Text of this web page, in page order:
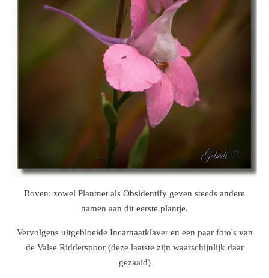
Boven: zowel Plantnet als Obsidentify geven steeds andere
namen aan dit eerste plantje.
Vervolgens uitgebloeide Incarnaatklaver en een paar foto's van
de Valse Ridderspoor (deze laatste zijn waarschijnlijk daar
gezaaid)